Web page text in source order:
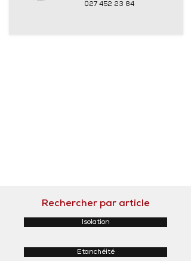
027 452 23 84
Rechercher par article
Isolation
Etanchéité